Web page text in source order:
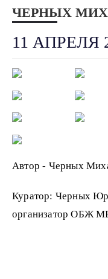
ЧЕРНЫХ
11 АПРЕЛЯ
Автор - Черных
Куратор: Черных
организатор ОБЖ